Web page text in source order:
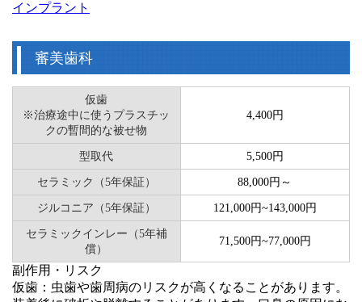
インプラント
審美歯科
仮歯
※治療途中に使うプラスチッ
クの暫間的な被せ物
4,400円
型取代
5,500円
セラミック（5年保証）
88,000円～
ジルコニア（5年保証）
121,000円~143,000円
セラミックインレー（5年補
償）
71,500円~77,000円
副作用・リスク
仮歯：虫歯や歯周病のリスクが高くなることがあります。